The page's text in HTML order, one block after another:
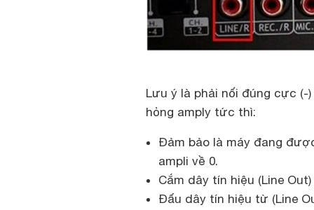
Lưu ý là phải nối đúng cực (-
hỏng amply tức thì:
Đảm bảo là máy đang
ampli về 0.
Cắm dây tín hiệu (Line
Đấu dây tín hiệu từ (Line